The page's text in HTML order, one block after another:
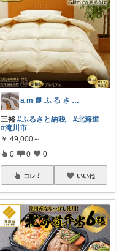
a m 📘 ふ る さ と 納 税 本
三裕 #ふるさと納税
#北海道
#滝川市
￥ 49,000～
0 0 0
コレ いいね